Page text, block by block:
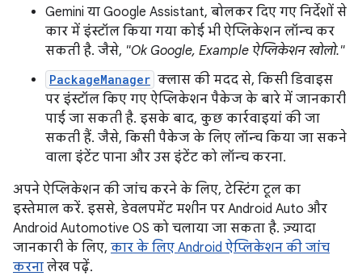
Gemini या Google Assistant, बोलकर दिए गए निर्देशों से
कार में इंस्टॉल किया गया कोई भी ऐप्लिकेशन लॉन्च कर
सकती है. जैसे, "Ok Google, Example ऐप्लिकेशन खोलो."
PackageManager क्लास की मदद से, किसी डिवाइस
पर इंस्टॉल किए गए ऐप्लिकेशन पैकेज के बारे में जानकारी
पाई जा सकती है. इसके बाद, कुछ कार्रवाइयां की जा
सकती हैं. जैसे, किसी पैकेज के लिए लॉन्च किया जा सकने
वाला इंटेंट पाना और उस इंटेंट को लॉन्च करना.
अपने ऐप्लिकेशन की जांच करने के लिए, टेस्टिंग टूल का
इस्तेमाल करें. इससे, डेवलपमेंट मशीन पर Android Auto और
Android Automotive OS को चलाया जा सकता है. ज़्यादा
जानकारी के लिए, कार के लिए Android ऐप्लिकेशन की जांच
करना लेख पढ़ें.